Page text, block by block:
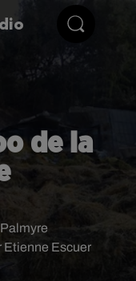
de la
Etienne Escuer